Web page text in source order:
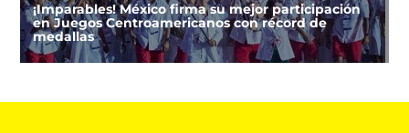
¡Imparables! México firma su mejor participación
en Juegos Centroamericanos con récord de
medallas